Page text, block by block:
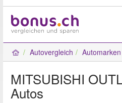
Autovergleich Automarken
MITSUBISHI
Autos